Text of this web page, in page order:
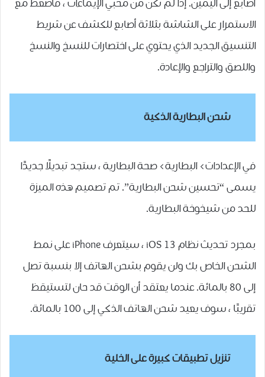
أصابع إلى اليمين. إذا لم تكن من محبي الإيماءات ، فاضغط مع
الاستمرار على الشاشة بثلاثة أصابع للكشف عن شريط
التنسيق الجديد الذي يحتوي على اختصارات للنسخ والنسخ
واللصق والتراجع والإعادة.
شحن البطارية الذكية
في الإعدادات> البطارية> صحة البطارية ، ستجد تبديلًا جديدًا
يسمى “تحسين شحن البطارية”. تم تصميم هذه الميزة
للحد من شيخوخة البطارية.
بمجرد تحديث نظام iOS 13 ، سيتعرف iPhone على نمط
الشحن الخاص بك ولن يقوم بشحن الهاتف إلا بنسبة تصل
إلى 80 بالمائة. عندما يعتقد أن الوقت قد حان لتستيقظ
تقريبًا ، سوف يعيد شحن الهاتف الذكي إلى 100 بالمائة.
تنزيل تطبيقات كبيرة على الخلية